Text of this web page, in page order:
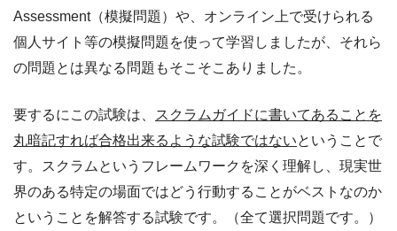
Assessment（模擬問題）や、オンライン上で受けられる
個人サイト等の模擬問題を使って学習しましたが、それら
の問題とは異なる問題もそこそこありました。
要するにこの試験は、
スクラムガイドに書いてあることを
丸暗記すれば合格出来るような試験ではないということで
す。スクラムというフレームワークを深く理解し、現実世
界のある特定の場面ではどう行動することがベストなのか
ということを解答する試験です。（全て選択問題です。）